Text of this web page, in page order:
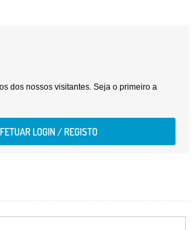
dos nossos visitantes. Seja o primeiro a